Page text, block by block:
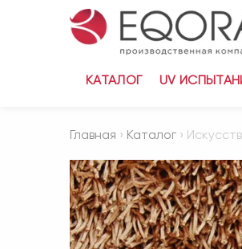
КАТАЛОГ UV
Главная › Каталог ›